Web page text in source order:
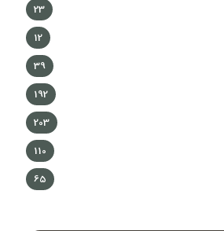
23
12
39
192
203
110
65